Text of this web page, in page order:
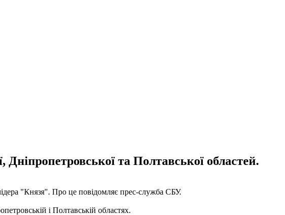
та Полтавської областей.
"Князя". Про це повідомляє прес-служба СБУ.
і Полтавській областях.